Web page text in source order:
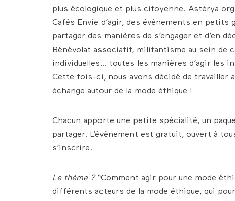
plus écologique et plus citoyenne. Astérya
Cafés Envie d’agir, des évènements en petits
partager des manières de s’engager et d’en
Bénévolat associatif, militantisme au sein de
individuelles… toutes les manières d’agir les
Cette fois-ci, nous avons décidé de travailler
échange autour de la mode éthique !
Chacun apporte une petite spécialité, un
partager. L’évènement est gratuit, ouvert à
s’inscrire.
Le thème ?“Comment agir pour une mode
différents acteurs de la mode éthique, qui